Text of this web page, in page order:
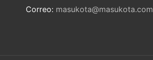
Correo: masukota@masukota.com